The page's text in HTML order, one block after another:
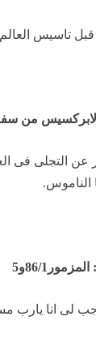
تاسيس
من سفر
عن التجلى فى
الناموس.
: المزمور86/1و5
لى انا يارب